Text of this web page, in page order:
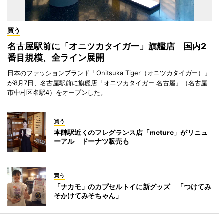
買う
名古屋駅前に「オニツカタイガー」旗艦店 国内2
番目規模、全ライン展開
日本のファッションブランド「Onitsuka Tiger（オニツカタイガー）」
が8月7日、名古屋駅前に旗艦店「オニツカタイガー 名古屋」（名古屋
市中村区名駅4）をオープンした。
買う
本陣駅近くのフレグランス店「meture」がリニュ
ーアル ドーナツ販売も
買う
「ナカモ」のカプセルトイに新グッズ 「つけてみ
そかけてみそちゃん」